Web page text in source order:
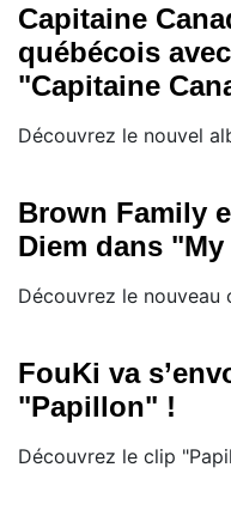
Capitaine
québécois
"Capitaine
Découvrez le nouvel
Brown Family
Diem dans
Découvrez le nouveau
FouKi va
"Papillon" !
Découvrez le clip